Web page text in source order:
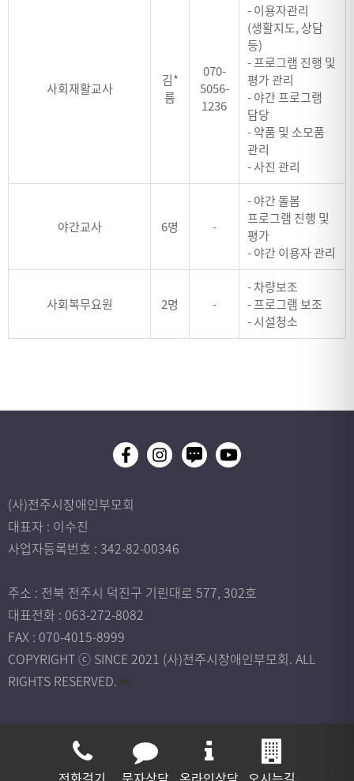
사회재활교사
김*
름
070-
5056-
1236
- 이용자관리
(생활지도, 상담
등)
- 프로그램 진행 및
평가 관리
- 야간 프로그램
담당
- 약품 및 소모품
관리
- 사진 관리
야간교사 6명 -
- 야간 돌봄
프로그램 진행 및
평가
- 야간 이용자 관리
사회복무요원 2명 -
- 차량보조
- 프로그램 보조
- 시설청소
(사)전주시장애인부모회
대표자 : 이수진
사업자등록번호 : 342-82-00346
주소 : 전북 전주시 덕진구 기린대로 577, 302호
대표전화 : 063-272-8082
FAX : 070-4015-8999
COPYRIGHT ⓒ SINCE 2021 (사)전주시장애인부모회. ALL
RIGHTS RESERVED.